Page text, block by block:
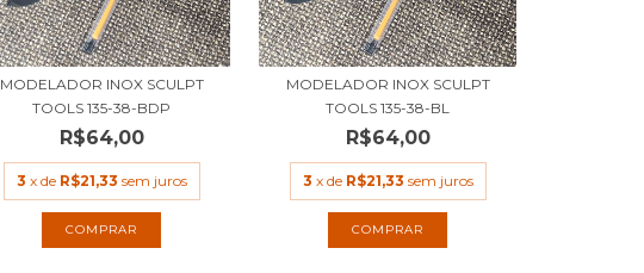
MODELADOR INOX SCULPT
TOOLS 135-38-BDP
R$64,00
3 x de R$21,33 sem juros
MODELADOR INOX SCULPT
TOOLS 135-38-BL
R$64,00
3 x de R$21,33 sem juros